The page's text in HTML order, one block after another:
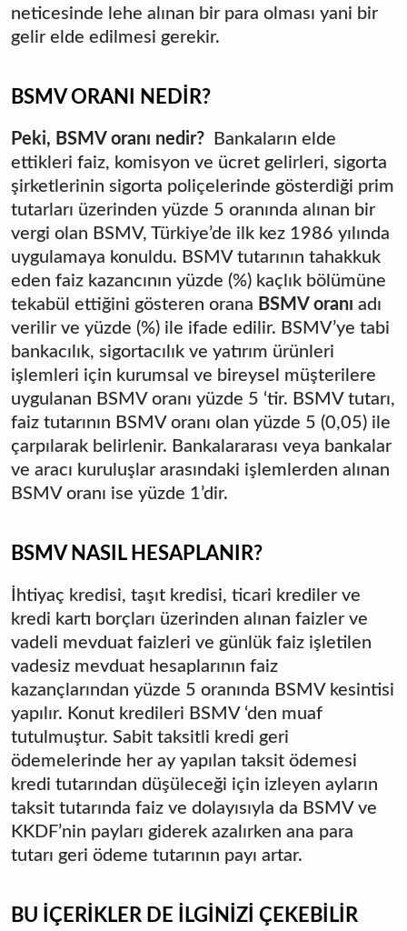
neticesinde lehe alınan bir para olması yani bir
gelir elde edilmesi gerekir.
BSMV ORANI NEDİR?
Peki, BSMV oranı nedir?
Bankaların elde
ettikleri faiz, komisyon ve ücret gelirleri, sigorta
şirketlerinin sigorta poliçelerinde gösterdiği prim
tutarları üzerinden yüzde 5 oranında alınan bir
vergi olan BSMV, Türkiye’de ilk kez 1986 yılında
uygulamaya konuldu. BSMV tutarının tahakkuk
eden faiz kazancının yüzde (%) kaçlık bölümüne
tekabül ettiğini gösteren orana BSMV oranı adı
verilir ve yüzde (%) ile ifade edilir. BSMV’ye tabi
bankacılık, sigortacılık ve yatırım ürünleri
işlemleri için kurumsal ve bireysel müşterilere
uygulanan BSMV oranı yüzde 5 ‘tir. BSMV tutarı,
faiz tutarının BSMV oranı olan yüzde 5 (0,05) ile
çarpılarak belirlenir. Bankalararası veya bankalar
ve aracı kuruluşlar arasındaki işlemlerden alınan
BSMV oranı ise yüzde 1’dir.
BSMV NASIL HESAPLANIR?
İhtiyaç kredisi, taşıt kredisi, ticari krediler ve
kredi kartı borçları üzerinden alınan faizler ve
vadeli mevduat faizleri ve günlük faiz işletilen
vadesiz mevduat hesaplarının faiz
kazançlarından yüzde 5 oranında BSMV kesintisi
yapılır. Konut kredileri BSMV ‘den muaf
tutulmuştur. Sabit taksitli kredi geri
ödemelerinde her ay yapılan taksit ödemesi
kredi tutarından düşüleceği için izleyen ayların
taksit tutarında faiz ve dolayısıyla da BSMV ve
KKDF’nin payları giderek azalırken ana para
tutarı geri ödeme tutarının payı artar.
BU İÇERİKLER DE İLGİNİZİ ÇEKEBİLİR